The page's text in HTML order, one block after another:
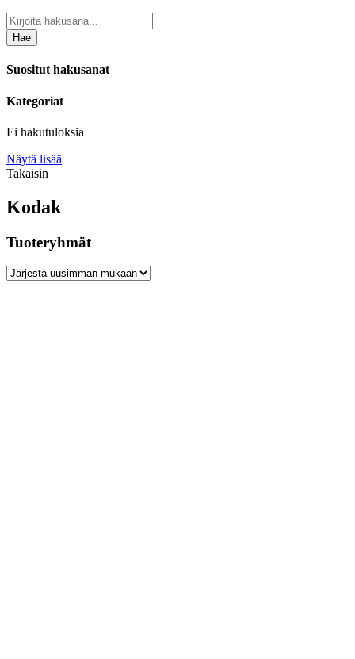
Hae
Suositut hakusanat
Kategoriat
Ei hakutuloksia
Näytä lisää
Takaisin
Kodak
Tuoteryhmät